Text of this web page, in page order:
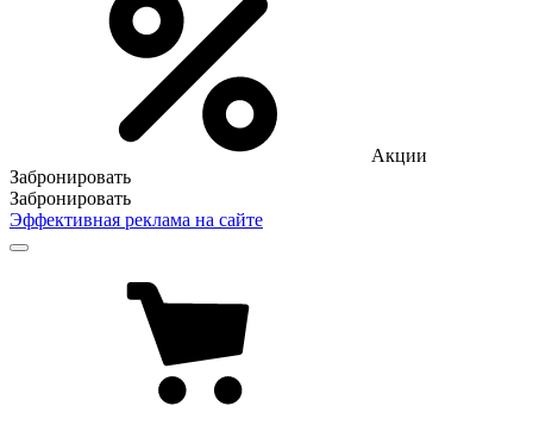
Акции
Забронировать
Забронировать
Эффективная реклама на сайте